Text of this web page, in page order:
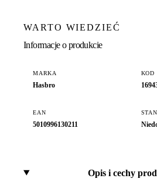
WARTO WIEDZIEĆ
Informacje o produkcie
MARKA
Hasbro
KOD
EAN
5010996130211
STAN
Opis i cechy